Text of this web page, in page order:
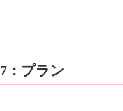
7：プラン